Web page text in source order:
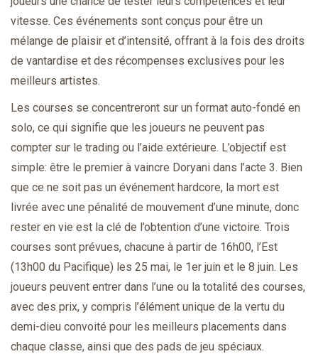
vitesse. Ces événements sont conçus pour être un
mélange de plaisir et d’intensité, offrant à la fois des droits
de vantardise et des récompenses exclusives pour les
meilleurs artistes.
Les courses se concentreront sur un format auto-fondé en
solo, ce qui signifie que les joueurs ne peuvent pas
compter sur le trading ou l’aide extérieure. L’objectif est
simple: être le premier à vaincre Doryani dans l’acte 3. Bien
que ce ne soit pas un événement hardcore, la mort est
livrée avec une pénalité de mouvement d’une minute, donc
rester en vie est la clé de l’obtention d’une victoire. Trois
courses sont prévues, chacune à partir de 16h00, l’Est
(13h00 du Pacifique) les 25 mai, le 1er juin et le 8 juin. Les
joueurs peuvent entrer dans l’une ou la totalité des courses,
avec des prix, y compris l’élément unique de la vertu du
demi-dieu convoité pour les meilleurs placements dans
chaque classe, ainsi que des pads de jeu spéciaux.